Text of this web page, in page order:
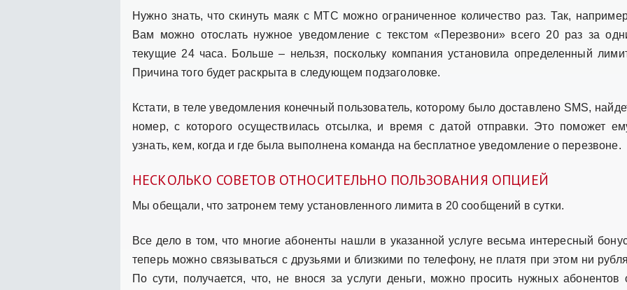
Нужно знать, что скинуть маяк с МТС можно ограниченное количество раз. Так,
Вам можно отослать нужное уведомление с текстом «Перезвони» всего 20 раз за
текущие 24 часа. Больше – нельзя, поскольку компания установила определенный
Причина того будет раскрыта в следующем подзаголовке.
Кстати, в теле уведомления конечный пользователь, которому было доставлено SMS,
номер, с которого осуществилась отсылка, и время с датой отправки. Это поможет
узнать, кем, когда и где была выполнена команда на бесплатное уведомление о перезвоне.
НЕСКОЛЬКО СОВЕТОВ ОТНОСИТЕЛЬНО ПОЛЬЗОВАНИЯ ОПЦИЕЙ
Мы обещали, что затронем тему установленного лимита в 20 сообщений в сутки.
Все дело в том, что многие абоненты нашли в указанной услуге весьма интересный
теперь можно связываться с друзьями и близкими по телефону, не платя при этом ни
По сути, получается, что, не внося за услуги деньги, можно просить нужных абонентов